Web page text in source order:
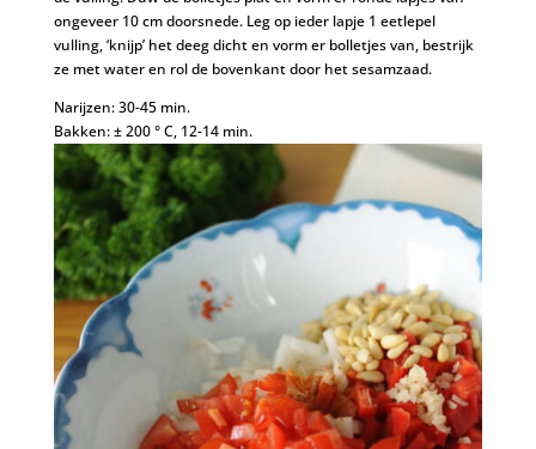
ongeveer 10 cm doorsnede. Leg op ieder lapje 1 eetlepel
vulling, ‘knijp’ het deeg dicht en vorm er bolletjes van, bestrijk
ze met water en rol de bovenkant door het sesamzaad.
Narijzen: 30-45 min.
Bakken: ± 200 ° C, 12-14 min.